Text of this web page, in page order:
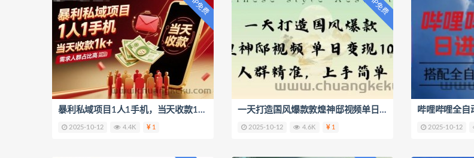
VIP免费
暴利私域项目1人1手机，当天收款1k+，需求人群占比高，当天就能见到钱
2025-10-12 4.4K 1
VIP免费
一天打造国风爆款敦煌神邸视频单日变现1k+人群精准，上手简单
2025-10-12 4.6K 1 2025-10-12